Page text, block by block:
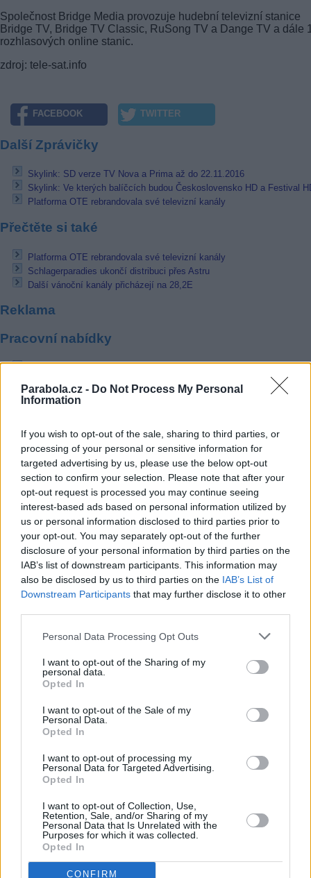
Parabola.cz - Do Not Process My Personal
Information
If you wish to opt-out of the sale, sharing to third parties, or
processing of your personal or sensitive information for
targeted advertising by us, please use the below opt-out
section to confirm your selection. Please note that after your
opt-out request is processed you may continue seeing
interest-based ads based on personal information utilized by
us or personal information disclosed to third parties prior to
your opt-out. You may separately opt-out of the further
disclosure of your personal information by third parties on the
IAB’s list of downstream participants. This information may
also be disclosed by us to third parties on the IAB’s List of
Downstream Participants that may further disclose it to other
Personal Data Processing Opt Outs
I want to opt-out of the Sharing of my
personal data.
Opted In
I want to opt-out of the Sale of my
Personal Data.
Opted In
I want to opt-out of processing my
Personal Data for Targeted Advertising.
Opted In
I want to opt-out of Collection, Use,
Retention, Sale, and/or Sharing of my
Personal Data that Is Unrelated with the
Purposes for which it was collected.
Opted In
CONFIRM
Společnost Bridge Media provozuje hudební televizní stanice
Bridge TV, Bridge TV Classic, RuSong TV a Dange TV a dále
rozhlasových online stanic.
zdroj: tele-sat.info
FACEBOOK TWITTER
Další Zprávičky
Skylink: SD verze TV Nova a Prima až do 22.11.2016
Skylink: Ve kterých balíčcích budou Československo HD a Festival
Platforma OTE rebrandovala své televizní kanály
Přečtěte si také
Platforma OTE rebrandovala své televizní kanály
Schlagerparadies ukončí distribuci přes Astru
Další vánoční kanály přicházejí na 28,2E
Reklama
Pracovní nabídky
Bosch Powertrain s.r.o. Jihlava • CNC operátor• mzda
Kč • náborový bonus 50.000 Kč • příspěvek na ubytování (Jihlava,
Jihlava)
06.08.2026 -
48.400 Kč • náborový bonus 50.000 Kč • ubytování (Jihlava, okres
06.08.2026 - Bosch Powertrain s.r.o. Jihlava • střídač • mzda 48.400
příspěvek na ubytování (Jihlava, okres Jihlava)
06.08.2026 -Bosch Powertrain s.r.o. • seřizování strojů • mzda
náborový bonus 100.000 Kč • ubytování (Jihlava, okres Jihlava)
... další nabídky zaměstnání
Vybrané články
Prima sport - co nabídne v prvním
vysílacím týdnu
Kdy a kde bude Prima sport k
Dovolená u moře•Bazény